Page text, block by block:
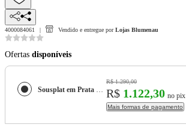
4000084061 Vendido e entregue por Lojas Blumenau
Ofertas disponíveis
Sousplat em Prata Silverlux Croise 32cm, Luxo e Design Croise para Mesa Posta
R$ 1.290,00
R$ 1.122,30 no pix
Mais formas de pagamento